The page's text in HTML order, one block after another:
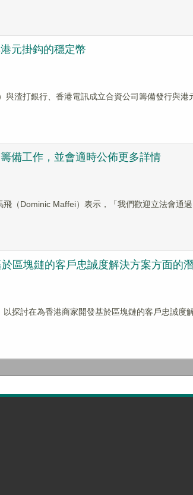
元掛鈎的穩定幣
渣打銀行、香港電訊成立合資公司籌備發行與港
備工作，並會適時公佈更多詳情
（Dominic Maffei）表示，「我們歡迎立法會通
區塊鏈的客戶忠誠度解決方案方面的
探討在為香港商家開發基於區塊鏈的客戶忠誠度